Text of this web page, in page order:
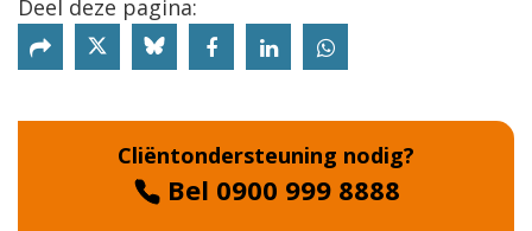
Deel deze pagina:
Deel deze pagina via X
Deel deze pagina via Bluesky
Cliëntondersteuning nodig?
Bel 0900 999 8888